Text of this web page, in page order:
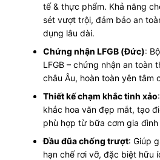
tế & thực phẩm. Khả năng
sét vượt trội, đảm bảo an
dụng lâu dài.
Chứng nhận LFGB (Đức):
LFGB – chứng nhận an toàn
châu Âu, hoàn toàn yên tâm
Thiết kế chạm khắc tinh xảo
khắc hoa văn đẹp mắt, tạo
phù hợp từ bữa cơm gia
Đầu đũa chống trượt: Giúp
hạn chế rơi vỡ, đặc biệt hữu